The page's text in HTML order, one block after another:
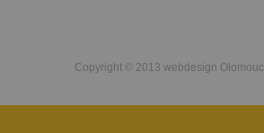
Copyright © 2013 webdesign Olomouc